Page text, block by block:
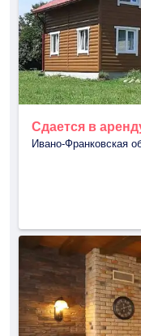
Сдается в
Ивано-Франковская